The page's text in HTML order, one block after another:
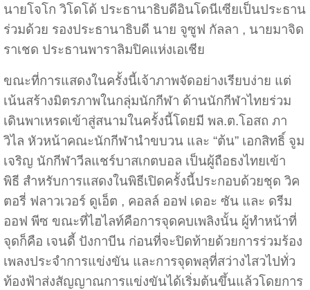
นายโจโก วิโดโด้ ประธานาธิบดีอินโดนีเซียเป็นประธาน
ร่วมด้วย รองประธานาธิบดี นาย จูซูฟ กัลลา , นายมาจิด
ราเชด ประธานพาราลิมปิคแห่งเอเชีย
ขณะที่การแสดงในครั้งนี้เจ้าภาพจัดอย่างเรียบง่าย แต่
เน้นสร้างมิตรภาพในกลุ่มนักกีฬา ด้านนักกีฬาไทยร่วม
เดินพาเหรดเข้าสู่สนามในครั้งนี้โดยมี พล.ต.โอสถ ภา
วิไล หัวหน้าคณะนักกีฬานำขบวน และ “ต้น” เอกสิทธิ์ จูม
เจริญ นักกีฬาวีลแชร์บาสเกตบอล เป็นผู้ถือธงไทยเข้า
พิธี สำหรับการแสดงในพิธีเปิดครั้งนี้ประกอบด้วยชุด วิค
ตอรี่ ฟลาวเวอร์ ดูเอ็ต , คอลล์ ออฟ เดอะ ซัน และ ดรีม
ออฟ พีซ ขณะที่ไฮไลท์คือการจุดคบเพลิงนั้น ผู้ทำหน้าที่
จุดก็คือ เจนดี้ ปังกาบีน ก่อนที่จะปิดท้ายด้วยการร่วมร้อง
เพลงประจำการแข่งขัน และการจุดพลุที่สว่างไสวไปทั่ว
ท้องฟ้าส่งสัญญาณการแข่งขันได้เริ่มต้นขึ้นแล้วโดยการ